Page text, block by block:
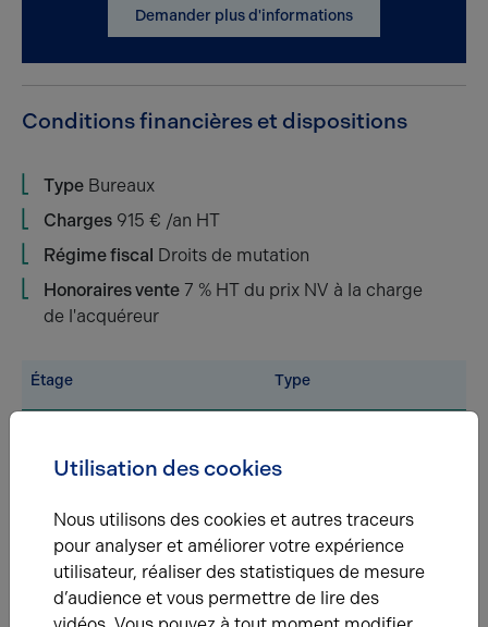
Demander plus d'informations
Conditions financières et dispositions
Type Bureaux
Charges 915 € /an HT
Régime fiscal Droits de mutation
Honoraires vente 7 % HT du prix NV à la charge
de l'acquéreur
Étage Type
Total /
Eléments affichés non contractuels
Utilisation des cookies
Nous utilisons des cookies et autres traceurs
pour analyser et améliorer votre expérience
utilisateur, réaliser des statistiques de mesure
d’audience et vous permettre de lire des